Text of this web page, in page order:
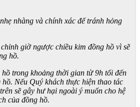
nhàng và chính xác để tránh hỏng
giờ ngược chiều kim đồng hồ vì sẽ
hồ.
trong khoảng thời gian từ 9h tối đến
hồ. Nếu Quý khách thực hiện thao tác
sẽ gây hư hại ngoài ý muốn cho hệ
của đồng hồ.